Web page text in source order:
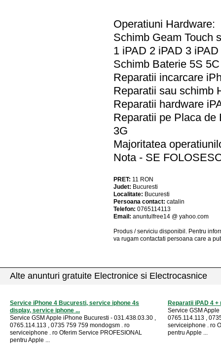
Operatiuni Hardware:
Schimb Geam Touch
1 iPAD 2 iPAD 3
Schimb Baterie 5S
Reparatii incarcare
Reparatii sau schimb
Reparatii hardware
Reparatii pe Placa de
3G
Majoritatea
Nota - SE
PRET: 11 RON
Judet: Bucuresti
Localitate: Bucuresti
Persoana contact: catalin
Telefon: 0765114113
Email: anuntulfree14 @ yahoo.com
Produs / serviciu disponibil . Pentru
va rugam contactati persoana care a
Alte anunturi gratuite Electronice si Electrocasnice
Service iPhone 4 Bucuresti, service iphone 4s
display, service iphone ...
Service GSM Apple iPhone Bucuresti - 031.438.03.30 ,
0765.114.113 , 0735 759 759 mondogsm . ro
serviceiphone . ro Oferim Service PROFESIONAL
pentru Apple ...
Reparatii iPAD 4
Service GSM
0765.114.113 ,
serviceiphone . ro
pentru Apple ...